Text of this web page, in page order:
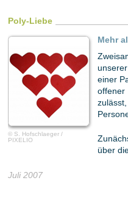
Poly-Liebe
© S. Hofschlaeger /
PIXELIO
Mehr
einer
offener
über
Juli 2007